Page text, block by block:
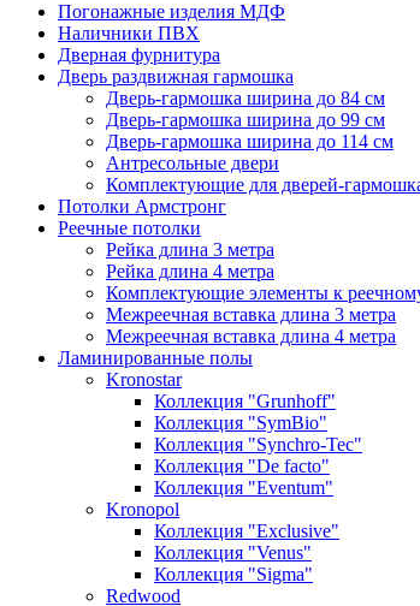
Погонажные изделия МДФ
Наличники ПВХ
Дверная фурнитура
Дверь раздвижная гармошка
Дверь-гармошка ширина до 84 см
Дверь-гармошка ширина до 99 см
Дверь-гармошка ширина до 114 см
Антресольные двери
Комплектующие для дверей-
Потолки Армстронг
Реечные потолки
Рейка длина 3 метра
Рейка длина 4 метра
Комплектующие элементы к
Межреечная вставка длина 3 метра
Межреечная вставка длина 4 метра
Ламинированные полы
Kronostar
Коллекция "Grunhoff"
Коллекция "SymBio"
Коллекция "Synchro-Tec"
Коллекция "De facto"
Коллекция "Eventum"
Kronopol
Коллекция "Exclusive"
Коллекция "Venus"
Коллекция "Sigma"
Redwood